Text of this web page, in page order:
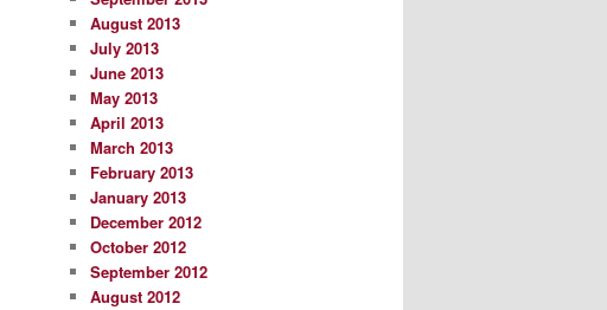
August 2013
July 2013
June 2013
May 2013
April 2013
March 2013
February 2013
January 2013
December 2012
October 2012
September 2012
August 2012